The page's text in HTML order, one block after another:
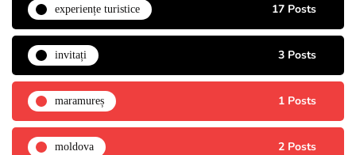
experiențe turistice 17 Posts
invitați 3 Posts
maramureș 1 Posts
moldova 2 Posts